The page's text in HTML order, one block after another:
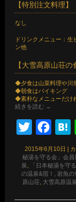
【特別注文料理】
なし
ドリンクメニュー：
ン他
【大雪高原山荘の
◆夕食は山菜料理や川
◆朝食はバイキング
◆素朴なメニューだけ
続きを読む →
2015年6月10日
秘湯を守る会」会
泉, 「日本秘湯を守
の温泉&宿！, 岩魚
原山荘, 大雪高原温